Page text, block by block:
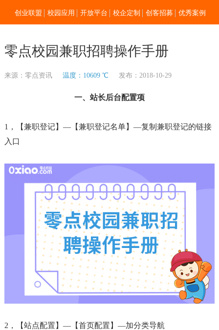
创业联盟 校园应用 开放平台 校企定制 创客招募 优秀案例
零点校园兼职招聘操作手册
来源：零点资讯 温度：10609 ℃ 发布：2018-10-29
一、站长后台配置项
1，【兼职登记】—【兼职登记名单】—复制兼职登记的链接
入口
2，【站点配置】—【首页配置】—加分类导航